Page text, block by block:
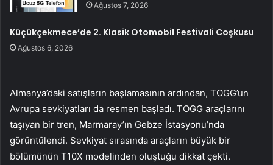
Ağustos 7, 2026
Küçükçekmece’de 2. Klasik Otomobil Festivali Coşkusu
Ağustos 6, 2026
Almanya’daki satışların başlamasının ardından, TOGG’un
Avrupa sevkiyatları da resmen başladı. TOGG araçlarını
taşıyan bir tren, Marmaray’ın Gebze İstasyonu’nda
görüntülendi. Sevkiyat sırasında araçların büyük bir
bölümünün T10X modelinden oluştuğu dikkat çekti.